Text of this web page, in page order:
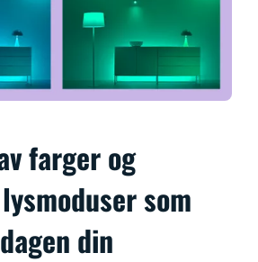
farger og
som
din